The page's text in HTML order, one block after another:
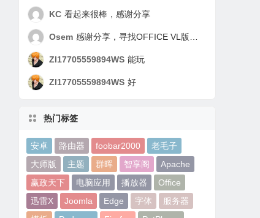
KC 看起来很棒，感谢分享
Osem 感谢分享，寻找OFFICE VL版好久了，谢谢！
ZI17705559894WS 能玩
ZI17705559894WS 好
热门标签
安卓 路由器 foobar2000
老毛子
大师版
主题 群晖 智享阁
Apache
赢政天下
电脑应用 播放器
Office
迅雷X
Joomla Edge 字体
服务器